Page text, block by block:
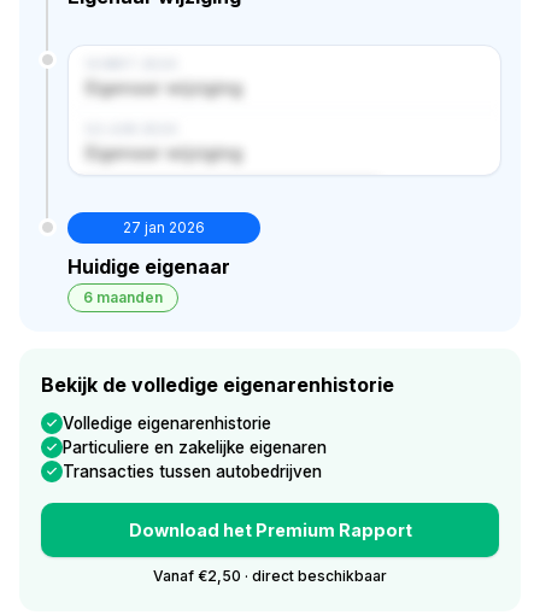
Eigenaar wijziging
Eigenaar wijziging
27 jan 2026
Huidige eigenaar
6 maanden
Bekijk de volledige eigenarenhistorie
Volledige eigenarenhistorie
Particuliere en zakelijke eigenaren
Transacties tussen autobedrijven
Download het Premium Rapport
Vanaf €2,50 · direct beschikbaar